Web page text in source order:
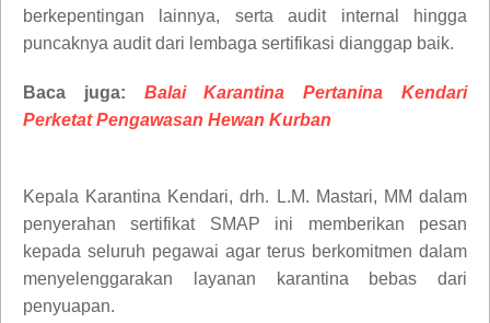
berkepentingan lainnya, serta audit internal hingga
puncaknya audit dari lembaga sertifikasi dianggap baik.
Baca juga: Balai Karantina Pertanina Kendari
Perketat Pengawasan Hewan Kurban
Kepala Karantina Kendari, drh. L.M. Mastari, MM dalam
penyerahan sertifikat SMAP ini memberikan pesan
kepada seluruh pegawai agar terus berkomitmen dalam
menyelenggarakan layanan karantina bebas dari
penyuapan.